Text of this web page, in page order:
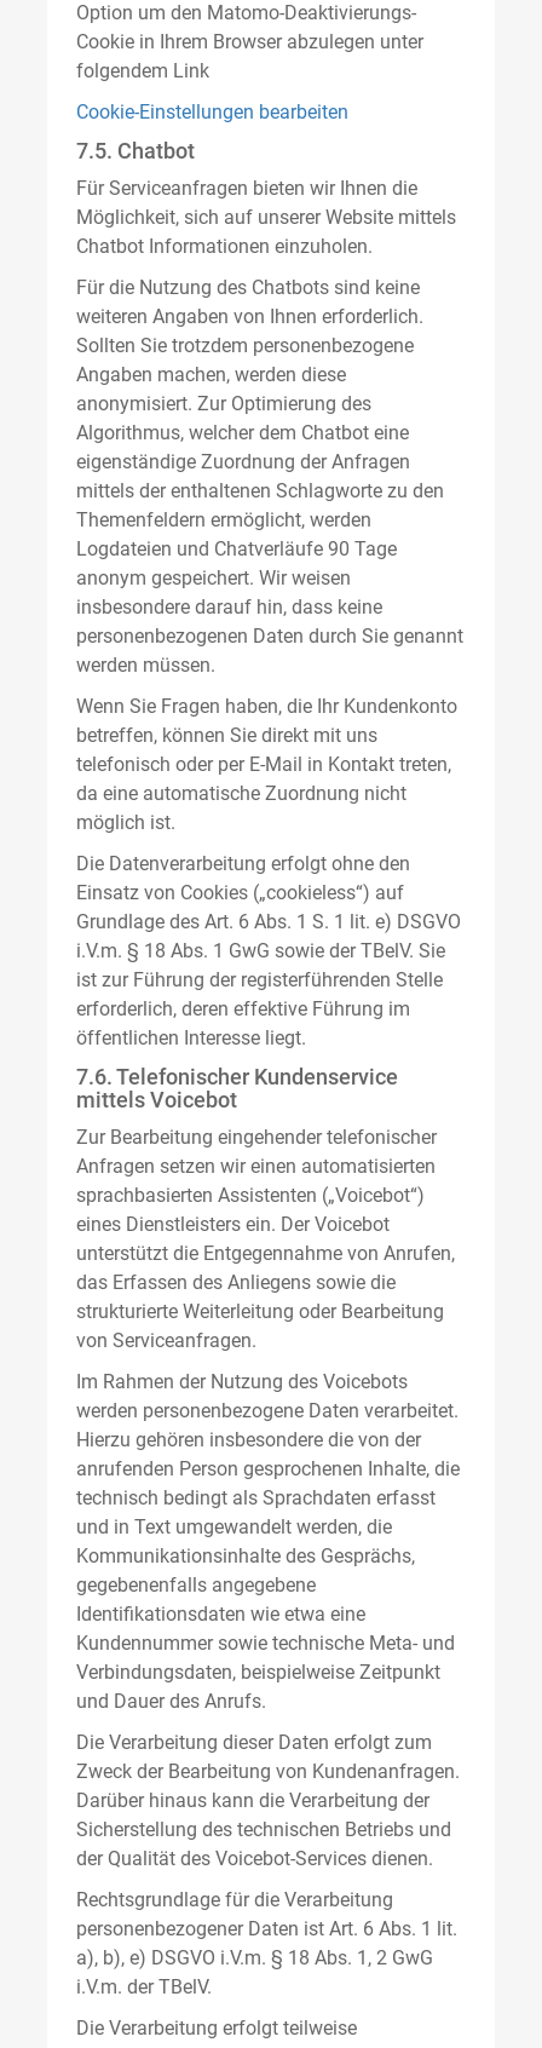
Option um den Matomo-Deaktivierungs-
Cookie in Ihrem Browser abzulegen unter
folgendem Link
Cookie-Einstellungen bearbeiten
7.5. Chatbot
Für Serviceanfragen bieten wir Ihnen die
Möglichkeit, sich auf unserer Website mittels
Chatbot Informationen einzuholen.
Für die Nutzung des Chatbots sind keine
weiteren Angaben von Ihnen erforderlich.
Sollten Sie trotzdem personenbezogene
Angaben machen, werden diese
anonymisiert. Zur Optimierung des
Algorithmus, welcher dem Chatbot eine
eigenständige Zuordnung der Anfragen
mittels der enthaltenen Schlagworte zu den
Themenfeldern ermöglicht, werden
Logdateien und Chatverläufe 90 Tage
anonym gespeichert. Wir weisen
insbesondere darauf hin, dass keine
personenbezogenen Daten durch Sie genannt
werden müssen.
Wenn Sie Fragen haben, die Ihr Kundenkonto
betreffen, können Sie direkt mit uns
telefonisch oder per E-Mail in Kontakt treten,
da eine automatische Zuordnung nicht
möglich ist.
Die Datenverarbeitung erfolgt ohne den
Einsatz von Cookies („cookieless“) auf
Grundlage des Art. 6 Abs. 1 S. 1 lit. e) DSGVO
i.V.m. § 18 Abs. 1 GwG sowie der TBelV. Sie
ist zur Führung der registerführenden Stelle
erforderlich, deren effektive Führung im
öffentlichen Interesse liegt.
7.6. Telefonischer Kundenservice
mittels Voicebot
Zur Bearbeitung eingehender telefonischer
Anfragen setzen wir einen automatisierten
sprachbasierten Assistenten („Voicebot“)
eines Dienstleisters ein. Der Voicebot
unterstützt die Entgegennahme von Anrufen,
das Erfassen des Anliegens sowie die
strukturierte Weiterleitung oder Bearbeitung
von Serviceanfragen.
Im Rahmen der Nutzung des Voicebots
werden personenbezogene Daten verarbeitet.
Hierzu gehören insbesondere die von der
anrufenden Person gesprochenen Inhalte, die
technisch bedingt als Sprachdaten erfasst
und in Text umgewandelt werden, die
Kommunikationsinhalte des Gesprächs,
gegebenenfalls angegebene
Identifikationsdaten wie etwa eine
Kundennummer sowie technische Meta- und
Verbindungsdaten, beispielweise Zeitpunkt
und Dauer des Anrufs.
Die Verarbeitung dieser Daten erfolgt zum
Zweck der Bearbeitung von Kundenanfragen.
Darüber hinaus kann die Verarbeitung der
Sicherstellung des technischen Betriebs und
der Qualität des Voicebot-Services dienen.
Rechtsgrundlage für die Verarbeitung
personenbezogener Daten ist Art. 6 Abs. 1 lit.
a), b), e) DSGVO i.V.m. § 18 Abs. 1, 2 GwG
i.V.m. der TBelV.
Die Verarbeitung erfolgt teilweise